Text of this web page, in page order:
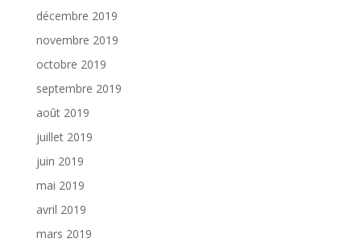
décembre 2019
novembre 2019
octobre 2019
septembre 2019
août 2019
juillet 2019
juin 2019
mai 2019
avril 2019
mars 2019